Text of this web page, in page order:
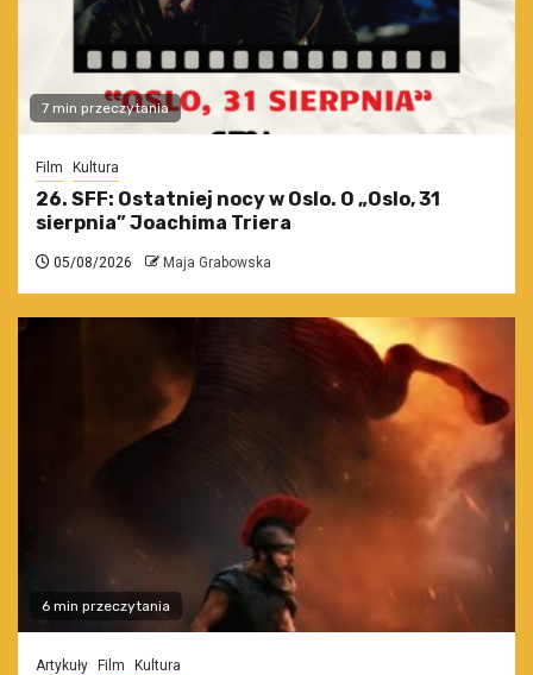
7 min przeczytania
Film Kultura
26. SFF: Ostatniej nocy w Oslo. O „Oslo, 31
sierpnia” Joachima Triera
05/08/2026 Maja Grabowska
6 min przeczytania
Artykuły Film Kultura